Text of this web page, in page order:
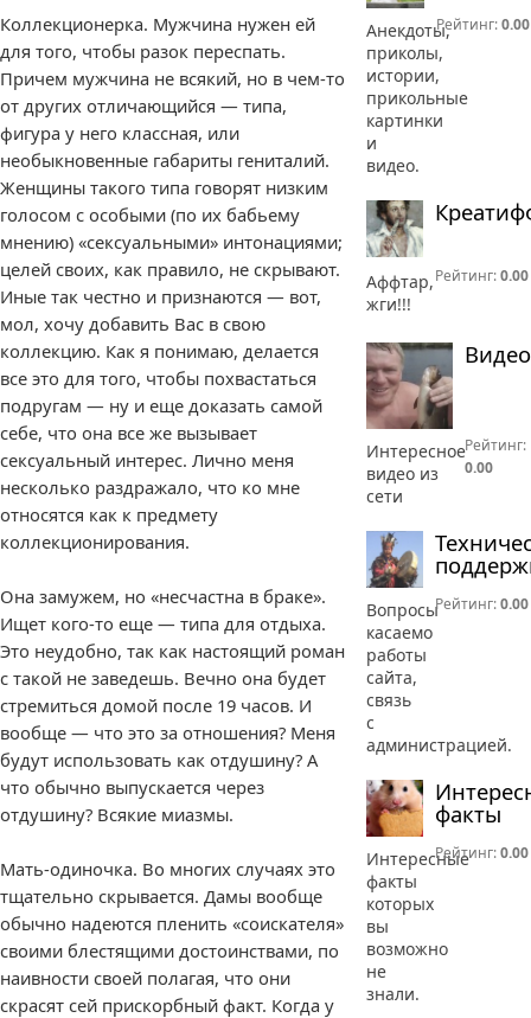
Коллекционерка. Мужчина нужен ей
для того, чтобы разок переспать.
Причем мужчина не всякий, но в чем-то
от других отличающийся — типа,
фигура у него классная, или
необыкновенные габариты гениталий.
Женщины такого типа говорят низким
голосом с особыми (по их бабьему
мнению) «сексуальными» интонациями;
целей своих, как правило, не скрывают.
Иные так честно и признаются — вот,
мол, хочу добавить Вас в свою
коллекцию. Как я понимаю, делается
все это для того, чтобы похвастаться
подругам — ну и еще доказать самой
себе, что она все же вызывает
сексуальный интерес. Лично меня
несколько раздражало, что ко мне
относятся как к предмету
коллекционирования.
Она замужем, но «несчастна в браке».
Ищет кого-то еще — типа для отдыха.
Это неудобно, так как настоящий роман
с такой не заведешь. Вечно она будет
стремиться домой после 19 часов. И
вообще — что это за отношения? Меня
будут использовать как отдушину? А
что обычно выпускается через
отдушину? Всякие миазмы.
Мать-одиночка. Во многих случаях это
тщательно скрывается. Дамы вообще
обычно надеются пленить «соискателя»
своими блестящими достоинствами, по
наивности своей полагая, что они
скрасят сей прискорбный факт. Когда у
Анекдоты,
приколы,
истории,
прикольные
картинки
и
видео.
Рейтинг:0.00
Аффтар,
жги!!!
Рейтинг:0.00
Видео
Интересное
видео из
сети
Рейтинг:
0.00
Вопросы
касаемо
работы
сайта,
связь
с
администрацией.
Рейтинг:0.00
факты
Интересные
факты
которых
вы
возможно
не
знали.
Рейтинг:0.00